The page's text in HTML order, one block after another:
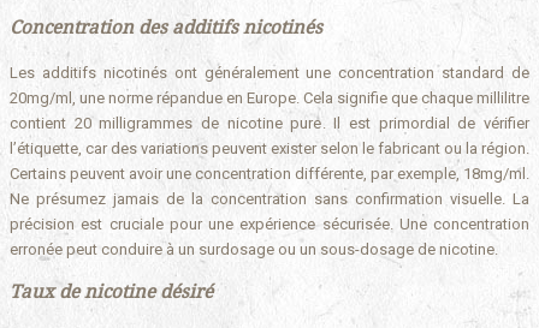
Concentration des additifs nicotinés
Les additifs nicotinés ont généralement une concentration standard de
20mg/ml, une norme répandue en Europe. Cela signifie que chaque millilitre
contient 20 milligrammes de nicotine pure. Il est primordial de vérifier
l’étiquette, car des variations peuvent exister selon le fabricant ou la région.
Certains peuvent avoir une concentration différente, par exemple, 18mg/ml.
Ne présumez jamais de la concentration sans confirmation visuelle. La
précision est cruciale pour une expérience sécurisée. Une concentration
erronée peut conduire à un surdosage ou un sous-dosage de nicotine.
Taux de nicotine désiré